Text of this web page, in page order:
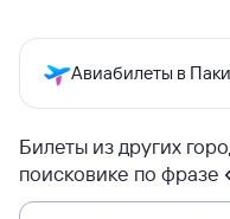
Авиабилеты в
Билеты из других
поисковике по фразе